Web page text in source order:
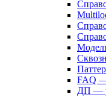
FAQ —
ДП —